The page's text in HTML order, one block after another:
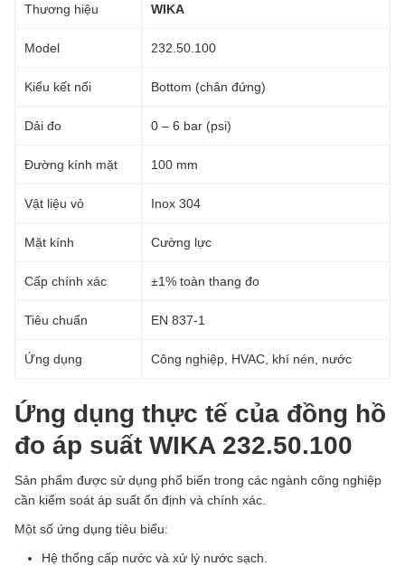
Thương hiệu WIKA
Model 232.50.100
Kiểu kết nối Bottom (chân đứng)
Dải đo 0 – 6 bar (psi)
Đường kính mặt 100 mm
Vật liệu vỏ Inox 304
Mặt kính Cường lực
Cấp chính xác ±1% toàn thang đo
Tiêu chuẩn EN 837-1
Ứng dụng Công nghiệp, HVAC, khí nén, nước
Ứng dụng thực tế của đồng hồ
đo áp suất WIKA 232.50.100
Sản phẩm được sử dụng phổ biến trong các ngành công nghiệp
cần kiểm soát áp suất ổn định và chính xác.
Một số ứng dụng tiêu biểu:
Hệ thống cấp nước và xử lý nước sạch.